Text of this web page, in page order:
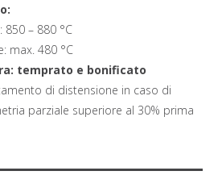
– 880 °C
max. 480 °C
temprato e bonificato
di distensione in caso di
parziale superiore al 30% prima